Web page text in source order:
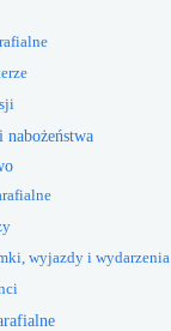
nabożeństwa
wyjazdy i wydarzenia